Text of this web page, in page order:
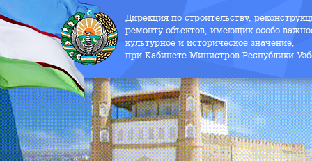
Дирекция по строительству,
ремонту объектов, имеющих особо
культурное и историческое значение,
при Кабинете Министров Республики